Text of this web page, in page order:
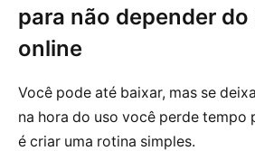
para não depender do
online
Você pode até baixar, mas se
na hora do uso você perde tempo
é criar uma rotina simples.